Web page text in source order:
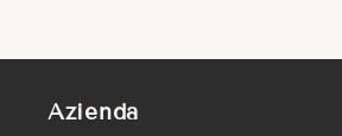
Azienda